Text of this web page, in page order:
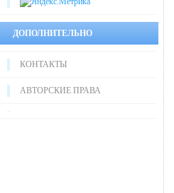
ДОПОЛНИТЕЛЬНО
КОНТАКТЫ
АВТОРСКИЕ ПРАВА